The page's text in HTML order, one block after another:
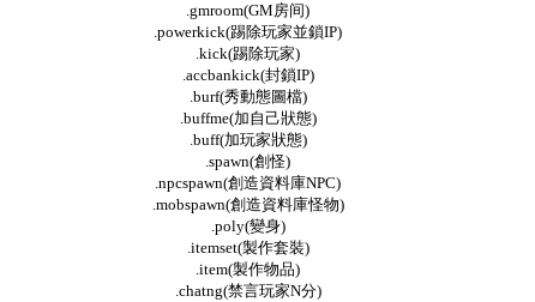
.gmroom(GM房间)
.powerkick(踢除玩家並鎖IP)
.kick(踢除玩家)
.accbankick(封鎖IP)
.burf(秀動態圖檔)
.buffme(加自己狀態)
.buff(加玩家狀態)
.spawn(創怪)
.npcspawn(創造資料庫NPC)
.mobspawn(創造資料庫怪物)
.poly(變身)
.itemset(製作套裝)
.item(製作物品)
.chatng(禁言玩家N分)